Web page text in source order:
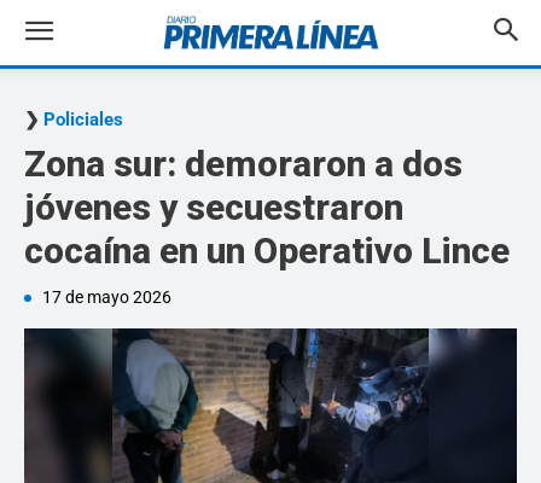
Policiales
Zona sur: demoraron a dos
jóvenes y secuestraron
cocaína en un Operativo Lince
17 de mayo 2026